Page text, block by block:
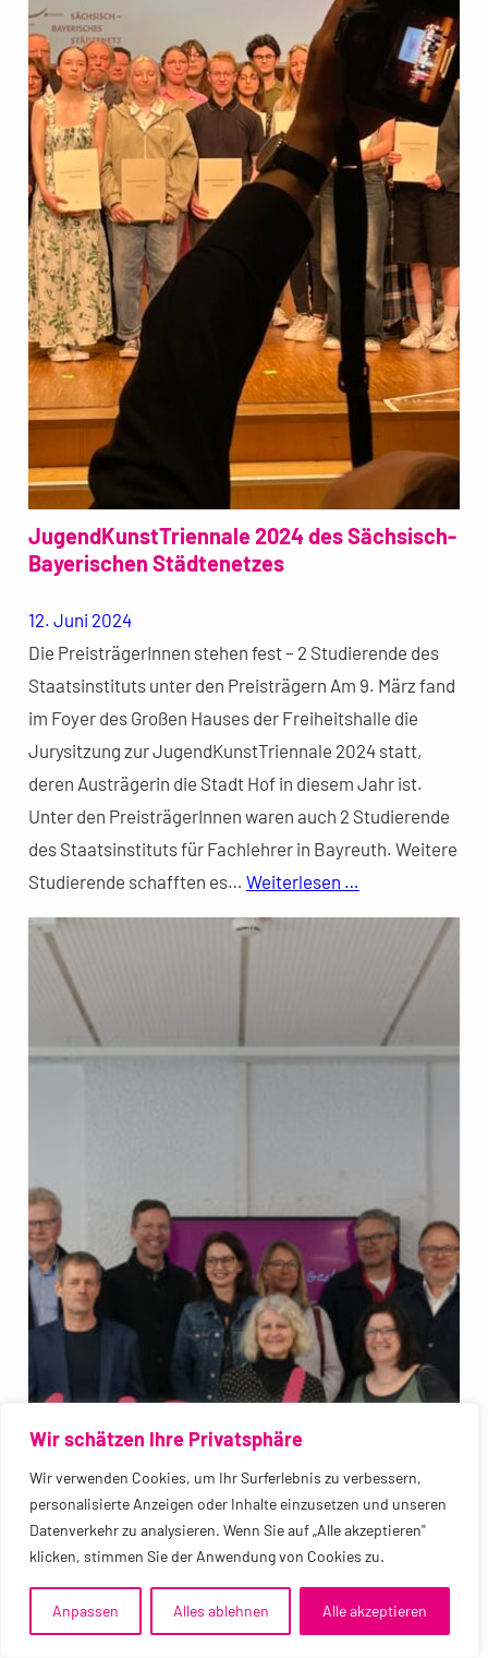
Wir schätzen Ihre Privatsphäre
Wir verwenden Cookies, um Ihr Surferlebnis zu verbessern,
personalisierte Anzeigen oder Inhalte einzusetzen und unseren
Datenverkehr zu analysieren. Wenn Sie auf „Alle akzeptieren"
klicken, stimmen Sie der Anwendung von Cookies zu.
Anpassen Alles ablehnen Alle akzeptieren
JugendKunstTriennale 2024 des Sächsisch-
Bayerischen Städtenetzes
12. Juni 2024
Die PreisträgerInnen stehen fest – 2 Studierende des
Staatsinstituts unter den Preisträgern Am 9. März fand
im Foyer des Großen Hauses der Freiheitshalle die
Jurysitzung zur JugendKunstTriennale 2024 statt,
deren Austrägerin die Stadt Hof in diesem Jahr ist.
Unter den PreisträgerInnen waren auch 2 Studierende
des Staatsinstituts für Fachlehrer in Bayreuth. Weitere
Studierende schafften es… Weiterlesen …